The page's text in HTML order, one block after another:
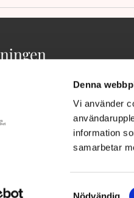
Denna
Vi använder
information
samarbetar
Samtyckesval
Nödvändig
Näringslivet, 114 82 Stockholm
19, Stockholm